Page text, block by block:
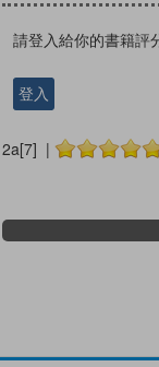
請登入給你的書籍評
登入
2a[7] |